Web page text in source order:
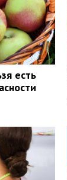
есть